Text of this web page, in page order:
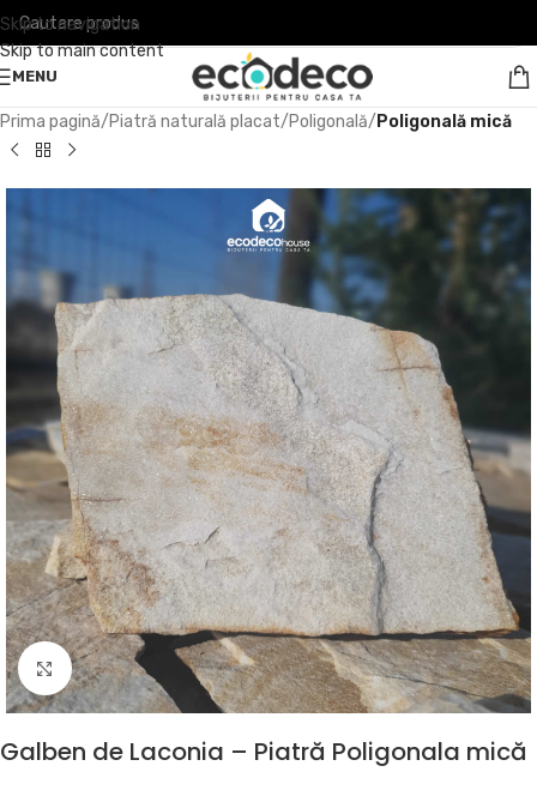
Skip to navigation
Skip to main content
MENU
Prima pagină Piatră naturală placat Poligonală Poligonală mică
Click to enlarge
Galben de Laconia – Piatră Poligonala mică